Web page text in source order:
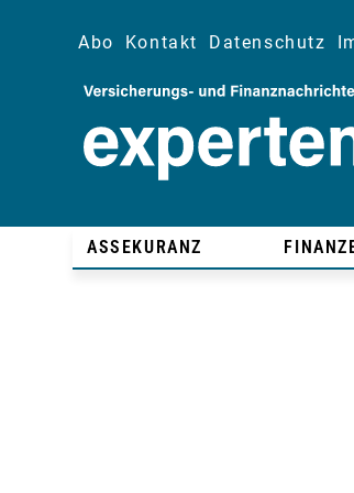
Abo Kontakt Datenschutz
ASSEKURANZ